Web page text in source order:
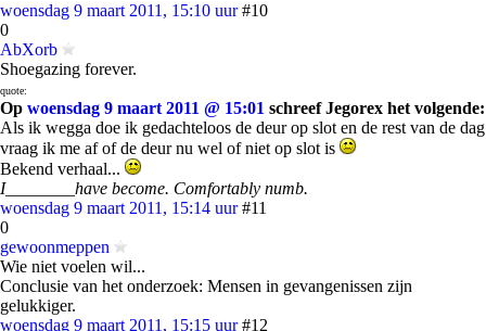
woensdag 9 maart 2011, 15:10 uur #10
0
AbXorb
Shoegazing forever.
quote:
Op woensdag 9 maart 2011 @ 15:01 schreef Jegorex het volgende:
Als ik wegga doe ik gedachteloos de deur op slot en de rest van de dag
vraag ik me af of de deur nu wel of niet op slot is
Bekend verhaal...
I________have become. Comfortably numb.
woensdag 9 maart 2011, 15:14 uur #11
0
gewoonmeppen
Wie niet voelen wil...
Conclusie van het onderzoek: Mensen in gevangenissen zijn
gelukkiger.
woensdag 9 maart 2011, 15:15 uur #12